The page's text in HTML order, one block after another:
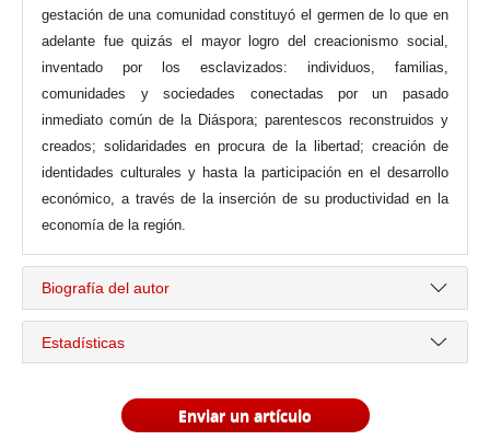
gestación de una comunidad constituyó el germen de lo que en
adelante fue quizás el mayor logro del creacionismo social,
inventado por los esclavizados: individuos, familias,
comunidades y sociedades conectadas por un pasado
inmediato común de la Diáspora; parentescos reconstruidos y
creados; solidaridades en procura de la libertad; creación de
identidades culturales y hasta la participación en el desarrollo
económico, a través de la inserción de su productividad en la
economía de la región.
Biografía del autor
Estadísticas
Enviar un artículo